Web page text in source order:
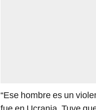
“Ese hombre es un